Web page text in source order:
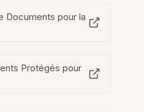
Documents pour la
Protégés pour